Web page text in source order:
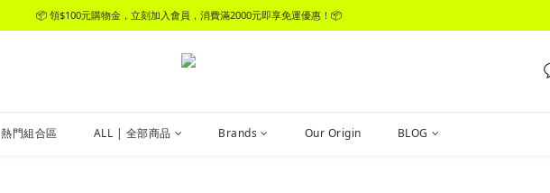
📦 領$100元購物金，立刻加入會員，消費滿2000元即享免運優惠！📦
📦 領$100元購物金，立刻加入會員，消費滿2000元即享免運優惠！📦
熱門組合區 ALL | 全部商品 Brands Our Origin BLOG